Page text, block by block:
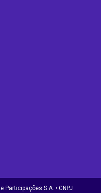
Participações S.A. • CNPJ